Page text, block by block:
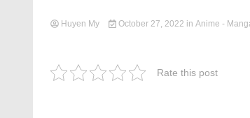
Huyen My October 27, 2022 in Anime -
Rate this post